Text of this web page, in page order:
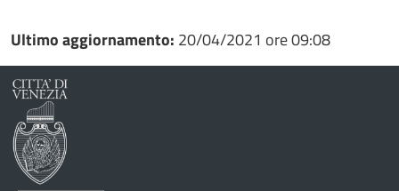
Ultimo aggiornamento: 20/04/2021 ore 09:08